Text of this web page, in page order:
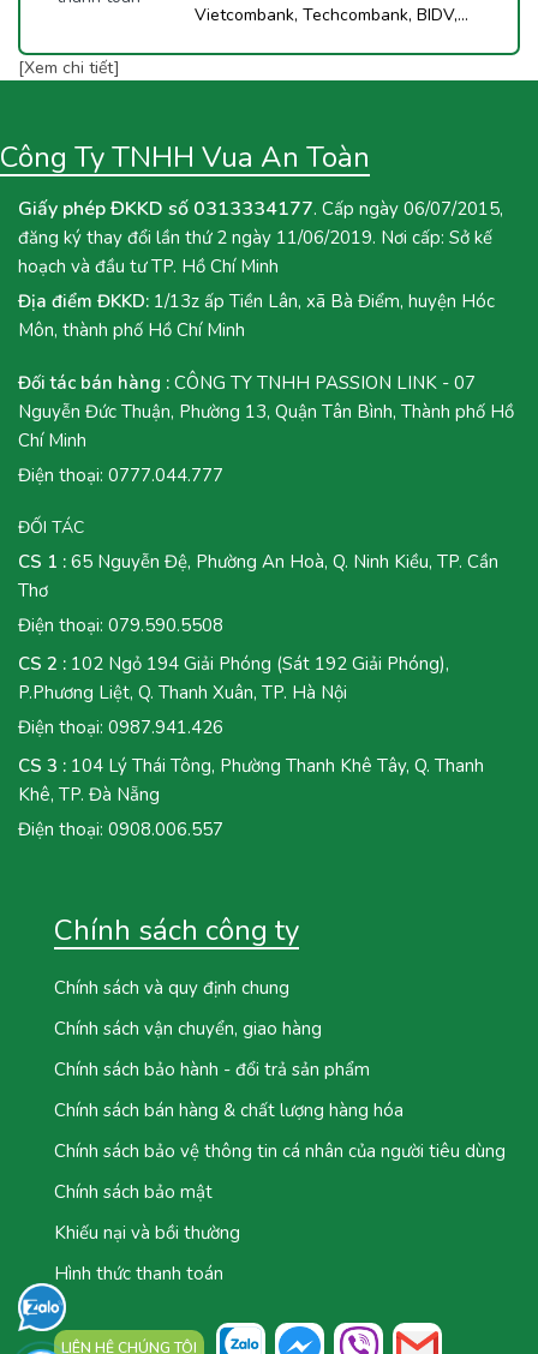
Vietcombank, Techcombank, BIDV,...
[Xem chi tiết]
Công Ty TNHH Vua An Toàn
Giấy phép ĐKKD số 0313334177. Cấp ngày 06/07/2015,
đăng ký thay đổi lần thứ 2 ngày 11/06/2019. Nơi cấp: Sở kế
hoạch và đầu tư TP. Hồ Chí Minh
Địa điểm ĐKKD: 1/13z ấp Tiền Lân, xã Bà Điểm, huyện Hóc
Môn, thành phố Hồ Chí Minh
Đối tác bán hàng : CÔNG TY TNHH PASSION LINK - 07
Nguyễn Đức Thuận, Phường 13, Quận Tân Bình, Thành phố Hồ
Chí Minh
Điện thoại: 0777.044.777
ĐỐI TÁC
CS 1 : 65 Nguyễn Đệ, Phường An Hoà, Q. Ninh Kiều, TP. Cần
Thơ
Điện thoại: 079.590.5508
CS 2 : 102 Ngỏ 194 Giải Phóng (Sát 192 Giải Phóng),
P.Phương Liệt, Q. Thanh Xuân, TP. Hà Nội
Điện thoại: 0987.941.426
CS 3 : 104 Lý Thái Tông, Phường Thanh Khê Tây, Q. Thanh
Khê, TP. Đà Nẵng
Điện thoại: 0908.006.557
Chính sách công ty
Chính sách và quy định chung
Chính sách vận chuyển, giao hàng
Chính sách bảo hành - đổi trả sản phẩm
Chính sách bán hàng & chất lượng hàng hóa
Chính sách bảo vệ thông tin cá nhân của người tiêu dùng
Chính sách bảo mật
Khiếu nại và bồi thường
Hình thức thanh toán
LIÊN HỆ CHÚNG TÔI